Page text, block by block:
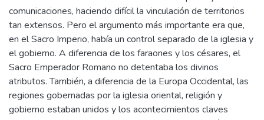
comunicaciones, haciendo difícil la vinculación de territorios
tan extensos. Pero el argumento más importante era que,
en el Sacro Imperio, había un control separado de la iglesia y
el gobierno. A diferencia de los faraones y los césares, el
Sacro Emperador Romano no detentaba los divinos
atributos. También, a diferencia de la Europa Occidental, las
regiones gobernadas por la iglesia oriental, religión y
gobierno estaban unidos y los acontecimientos claves